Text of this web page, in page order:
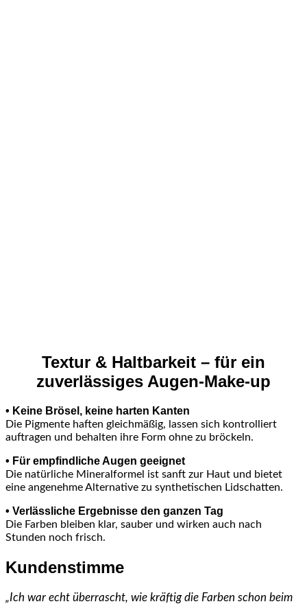
Textur & Haltbarkeit – für ein
zuverlässiges Augen-Make-up
• Keine Brösel, keine harten Kanten
Die Pigmente haften gleichmäßig, lassen sich kontrolliert
auftragen und behalten ihre Form ohne zu bröckeln.
• Für empfindliche Augen geeignet
Die natürliche Mineralformel ist sanft zur Haut und bietet
eine angenehme Alternative zu synthetischen Lidschatten.
• Verlässliche Ergebnisse den ganzen Tag
Die Farben bleiben klar, sauber und wirken auch nach
Stunden noch frisch.
Kundenstimme
„Ich war echt überrascht, wie kräftig die Farben schon beim